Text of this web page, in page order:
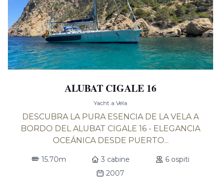
ALUBAT CIGALE 16
Yacht a Vela
DESCUBRA LA PURA ESENCIA DE LA VELA A
BORDO DEL ALUBAT CIGALE 16 - ELEGANCIA
OCEÁNICA DESDE PUERTO...
15.70m 3 cabine
6 ospiti
2007